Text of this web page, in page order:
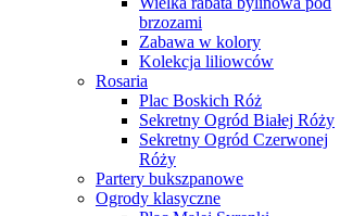
brzozami
Zabawa w kolory
Kolekcja liliowców
Rosaria
Plac Boskich Róż
Sekretny Ogród Białej Róży
Sekretny Ogród Czerwonej
Róży
Partery bukszpanowe
Ogrody klasyczne